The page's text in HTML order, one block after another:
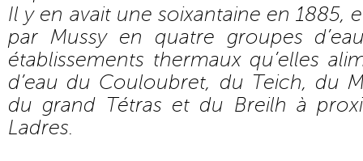
Il y en avait une soixantaine en 1885,
par Mussy en quatre groupes
établissements thermaux qu’elles
d’eau du Couloubret, du Teich, du
du grand Tétras et du Breilh à
Ladres.